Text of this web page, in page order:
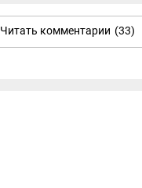
Читать комментарии (33)